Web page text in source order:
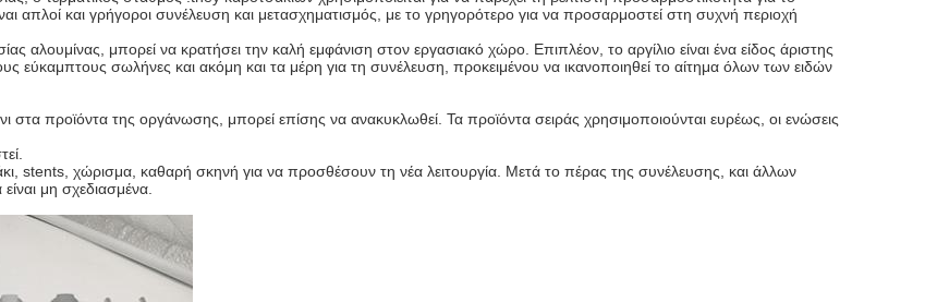
απλοί και γρήγοροι συνέλευση και μετασχηματισμός, με το γρηγορότερο για να προσαρμοστεί στη συχνή περιοχή
αλουμίνας, μπορεί να κρατήσει την καλή εμφάνιση στον εργασιακό χώρο. Επιπλέον, το αργίλιο είναι ένα είδος άριστης
εύκαμπτους σωλήνες και ακόμη και τα μέρη για τη συνέλευση, προκειμένου να ικανοποιηθεί το αίτημα όλων των ειδών
στα προϊόντα της οργάνωσης, μπορεί επίσης να ανακυκλωθεί. Τα προϊόντα σειράς χρησιμοποιούνται ευρέως, οι ενώσεις
stents, χώρισμα, καθαρή σκηνή για να προσθέσουν τη νέα λειτουργία. Μετά το πέρας της συνέλευσης, και άλλων
μη σχεδιασμένα.